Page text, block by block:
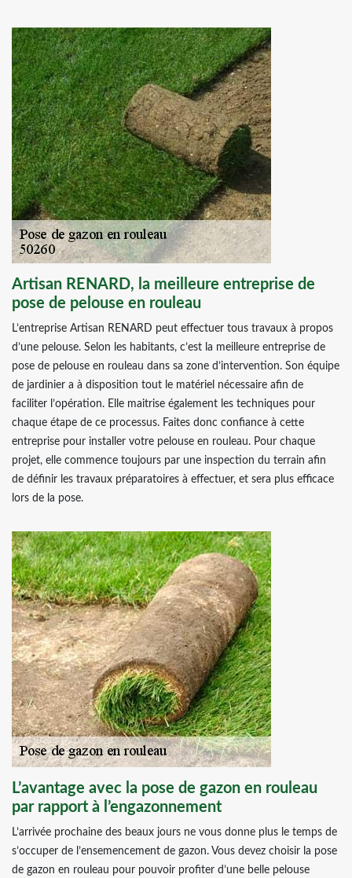
Artisan RENARD, la meilleure entreprise de
pose de pelouse en rouleau
L’entreprise Artisan RENARD peut effectuer tous travaux à propos
d’une pelouse. Selon les habitants, c’est la meilleure entreprise de
pose de pelouse en rouleau dans sa zone d’intervention. Son équipe
de jardinier a à disposition tout le matériel nécessaire afin de
faciliter l’opération. Elle maitrise également les techniques pour
chaque étape de ce processus. Faites donc confiance à cette
entreprise pour installer votre pelouse en rouleau. Pour chaque
projet, elle commence toujours par une inspection du terrain afin
de définir les travaux préparatoires à effectuer, et sera plus efficace
lors de la pose.
L’avantage avec la pose de gazon en rouleau
par rapport à l’engazonnement
L’arrivée prochaine des beaux jours ne vous donne plus le temps de
s’occuper de l’ensemencement de gazon. Vous devez choisir la pose
de gazon en rouleau pour pouvoir profiter d’une belle pelouse